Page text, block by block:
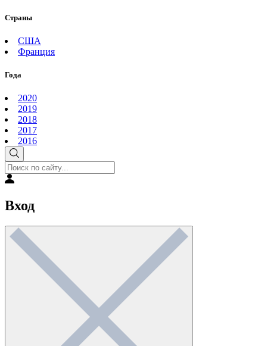
Страны
США
Франция
Года
2020
2019
2018
2017
2016
Вход